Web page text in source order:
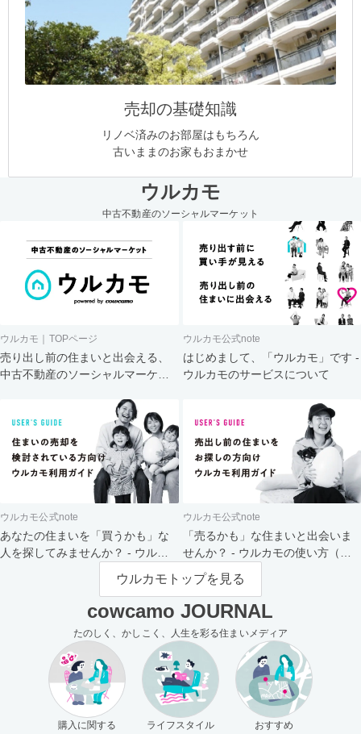
売却の基礎知識
リノベ済みのお部屋はもちろん
古いままのお家もおまかせ
ウルカモ
中古不動産のソーシャルマーケット
ウルカモ｜TOPページ
売り出し前の住まいと出会える、
中古不動産のソーシャルマーケッ
ウルカモ公式note
はじめまして、「ウルカモ」です -
ウルカモのサービスについて
ウルカモ公式note
あなたの住まいを「買うかも」な
人を探してみませんか？ - ウルカ
ウルカモ公式note
「売るかも」な住まいと出会いま
せんか？ - ウルカモの使い方（買
主さま向け）
ウルカモトップを見る
cowcamo JOURNAL
たのしく、かしこく、人生を彩る住まいメディア
購入に関する ライフスタイル おすすめ